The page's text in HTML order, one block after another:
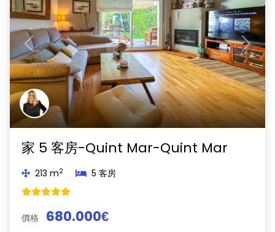
Previous Next
家 5 客房-Quint Mar-Quint Mar
213 m2 5 客房
價格 680.000€